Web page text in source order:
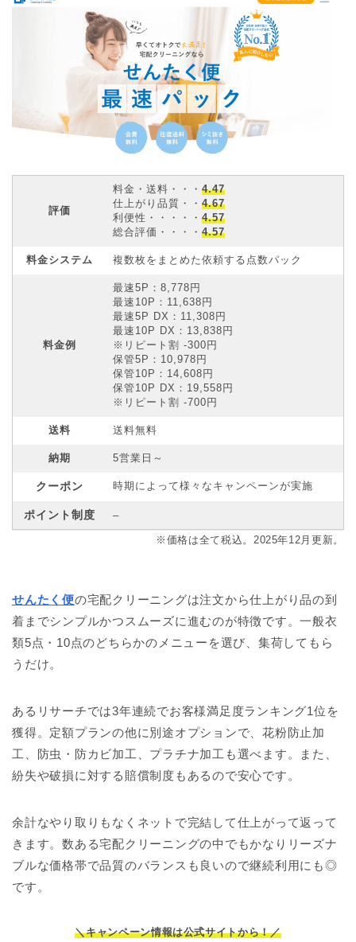
評価
料金・送料・・・ 4.47
仕上がり品質・・ 4.67
利便性・・・・・ 4.57
総合評価・・・・ 4.57
料金システム 複数枚をまとめた依頼する点数パック
料金例
最速5P：8,778円
最速10P：11,638円
最速5P DX：11,308円
最速10P DX：13,838円
※リピート割 -300円
保管5P：10,978円
保管10P：14,608円
保管10P DX：19,558円
※リピート割 -700円
送料 送料無料
納期 5営業日～
クーポン 時期によって様々なキャンペーンが実施
ポイント制度 –
※価格は全て税込。2025年12月更新。
せんたく便の宅配クリーニングは注文から仕上がり品の到
着までシンプルかつスムーズに進むのが特徴です。一般衣
類5点・10点のどちらかのメニューを選び、集荷してもら
うだけ。
あるリサーチでは3年連続でお客様満足度ランキング1位を
獲得。定額プランの他に別途オプションで、花粉防止加
工、防虫・防カビ加工、プラチナ加工も選べます。また、
紛失や破損に対する賠償制度もあるので安心です。
余計なやり取りもなくネットで完結して仕上がって返って
きます。数ある宅配クリーニングの中でもかなりリーズナ
ブルな価格帯で品質のバランスも良いので継続利用にも◎
です。
＼キャンペーン情報は公式サイトから！／